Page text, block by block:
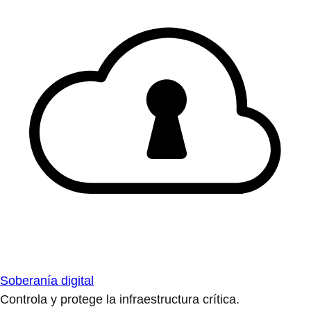
Soberanía digital
Controla y protege la infraestructura crítica.